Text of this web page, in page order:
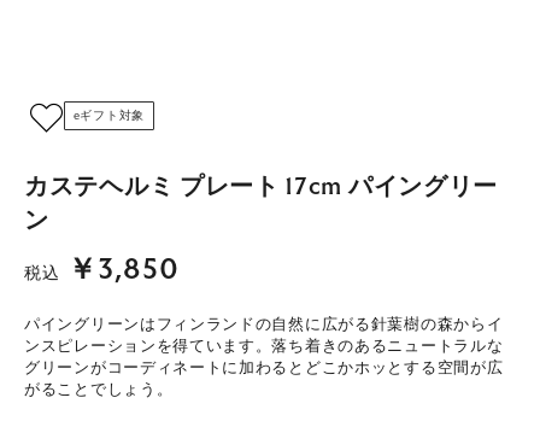
eギフト対象
カステヘルミ プレート 17cm パイングリー
ン
税込 ￥3,850
パイングリーンはフィンランドの自然に広がる針葉樹の森からイ
ンスピレーションを得ています。落ち着きのあるニュートラルな
グリーンがコーディネートに加わるとどこかホッとする空間が広
がることでしょう。